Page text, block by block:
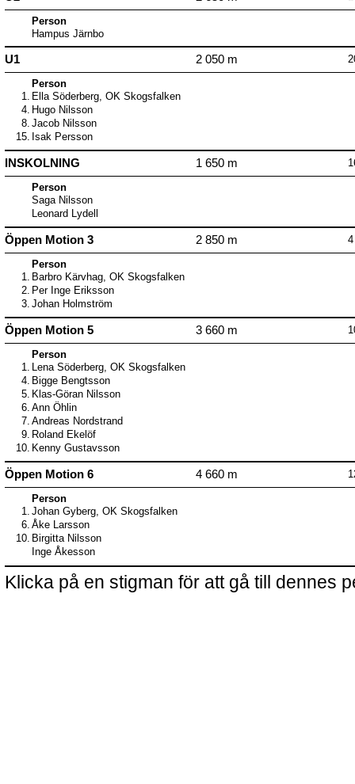
Person
Hampus Järnbo
U1 2 050 m
Person
1. Ella Söderberg, OK Skogsfalken
4. Hugo Nilsson
8. Jacob Nilsson
15. Isak Persson
INSKOLNING 1 650 m
Person
Saga Nilsson
Leonard Lydell
Öppen Motion 3 2 850 m
Person
1. Barbro Kärvhag, OK Skogsfalken
2. Per Inge Eriksson
3. Johan Holmström
Öppen Motion 5 3 660 m
Person
1. Lena Söderberg, OK Skogsfalken
4. Bigge Bengtsson
5. Klas-Göran Nilsson
6. Ann Öhlin
7. Andreas Nordstrand
9. Roland Ekelöf
10. Kenny Gustavsson
Öppen Motion 6 4 660 m
Person
1. Johan Gyberg, OK Skogsfalken
6. Åke Larsson
10. Birgitta Nilsson
Inge Åkesson
Klicka på en stigman för att gå till dennes